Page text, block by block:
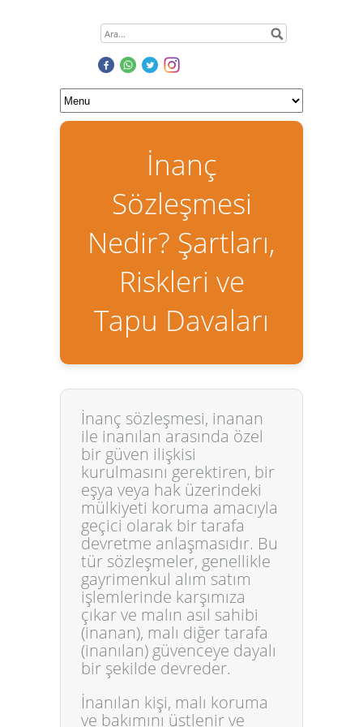
İnanç
Sözleşmesi
Nedir? Şartları,
Riskleri ve
Tapu Davaları
İnanç sözleşmesi, inanan
ile inanılan arasında özel
bir güven ilişkisi
kurulmasını gerektiren, bir
eşya veya hak üzerindeki
mülkiyeti koruma amacıyla
geçici olarak bir tarafa
devretme anlaşmasıdır. Bu
tür sözleşmeler, genellikle
gayrimenkul alım satım
işlemlerinde karşımıza
çıkar ve malın asıl sahibi
(inanan), malı diğer tarafa
(inanılan) güvenceye dayalı
bir şekilde devreder.
İnanılan kişi, malı koruma
ve bakımını üstlenir ve